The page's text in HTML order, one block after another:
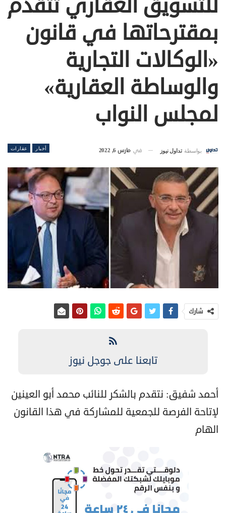
للتسويق العقاري تتقدم
بمقترحاتها في قانون
«الوكالات التجارية
والوساطة العقارية»
لمجلس النواب
أخبار عقارات بواسطة تداول نيوز في مارس 6, 2022
شارك
تابعنا على جوجل نيوز
أحمد شفيق: نتقدم بالشكر للنائب محمد أبو العينين
لإتاحة الفرصة للجمعية للمشاركة في هذا القانون
الهام